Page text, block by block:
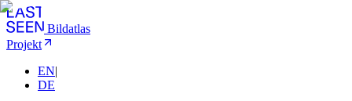
Bildatlas
Projekt
EN|
DE